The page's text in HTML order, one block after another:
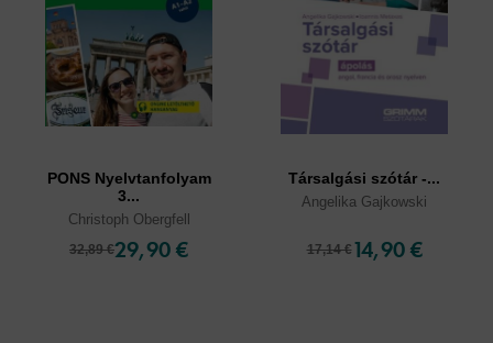
PONS Nyelvtanfolyam
3...
Christoph Obergfell
32,89 €29,90 €
Társalgási szótár -...
Angelika Gajkowski
17,14 € 14,90 €